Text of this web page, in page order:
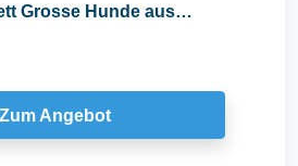
Grosse Hunde aus
Zum Angebot